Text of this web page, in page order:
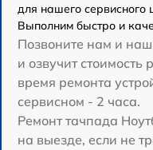
для нашего сервисного
Выполним быстро и
Позвоните нам и наш
и озвучит стоимость
время ремонта
сервисном - 2 часа.
Ремонт тачпада
на выезде, если не